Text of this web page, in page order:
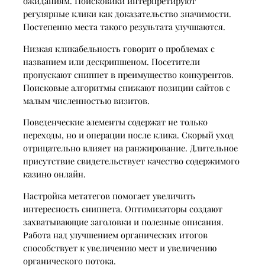
регулярные клики как доказательство значимости.
Постепенно места такого результата улучшаются.
Низкая кликабельность говорит о проблемах с
названием или дескрипшеном. Посетители
пропускают сниппет в преимущество конкурентов.
Поисковые алгоритмы снижают позиции сайтов с
малым численностью визитов.
Поведенческие элементы содержат не только
переходы, но и операции после клика. Скорый уход
отрицательно влияет на ранжирование. Длительное
присутствие свидетельствует качество содержимого
казино онлайн.
Настройка метатегов помогает увеличить
интересность сниппета. Оптимизаторы создают
захватывающие заголовки и полезные описания.
Работа над улучшением органических итогов
способствует к увеличению мест и увеличению
органического потока.